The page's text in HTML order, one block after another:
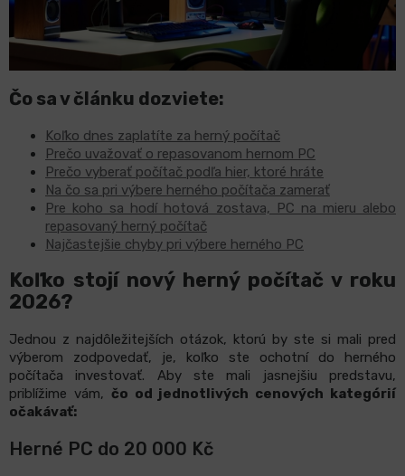
Čo sa v článku dozviete:
Koľko dnes zaplatíte za herný počítač
Prečo uvažovať o repasovanom hernom PC
Prečo vyberať počítač podľa hier, ktoré hráte
Na čo sa pri výbere herného počítača zamerať
Pre koho sa hodí hotová zostava, PC na mieru alebo
repasovaný herný počítač
Najčastejšie chyby pri výbere herného PC
Koľko stojí nový herný počítač v roku
2026?
Jednou z najdôležitejších otázok, ktorú by ste si mali pred
výberom zodpovedať, je, koľko ste ochotní do herného
počítača investovať. Aby ste mali jasnejšiu predstavu,
priblížime vám, čo od jednotlivých cenových kategórií
očakávať:
Herné PC do 20 000 Kč